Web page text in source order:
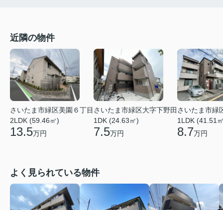
近隣の物件
さいたま市緑区美園６丁目
2LDK (59.46㎡)
13.5万円
さいたま市緑区大字下野田
1DK (24.63㎡)
7.5万円
さいたま市緑
1LDK (41.51
8.7万円
よく見られている物件